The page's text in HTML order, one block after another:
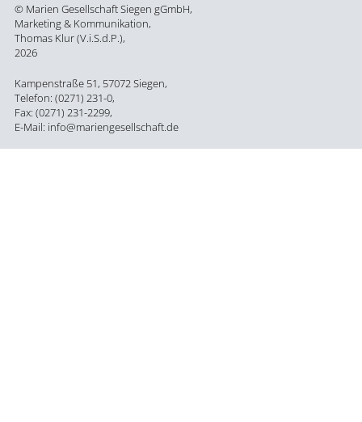
© Marien Gesellschaft Siegen gGmbH,
Marketing & Kommunikation,
Thomas Klur (V.i.S.d.P.),
2026
Kampenstraße 51, 57072 Siegen,
Telefon: (0271) 231-0,
Fax: (0271) 231-2299,
E-Mail: info@mariengesellschaft.de